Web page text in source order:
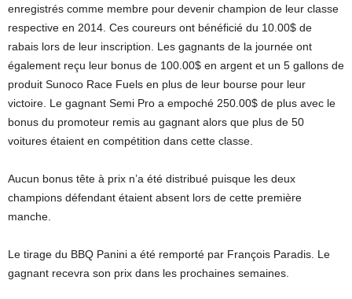
enregistrés comme membre pour devenir champion de leur classe
respective en 2014. Ces coureurs ont bénéficié du 10.00$ de
rabais lors de leur inscription. Les gagnants de la journée ont
également reçu leur bonus de 100.00$ en argent et un 5 gallons de
produit Sunoco Race Fuels en plus de leur bourse pour leur
victoire. Le gagnant Semi Pro a empoché 250.00$ de plus avec le
bonus du promoteur remis au gagnant alors que plus de 50
voitures étaient en compétition dans cette classe.
Aucun bonus tête à prix n’a été distribué puisque les deux
champions défendant étaient absent lors de cette première
manche.
Le tirage du BBQ Panini a été remporté par François Paradis. Le
gagnant recevra son prix dans les prochaines semaines.